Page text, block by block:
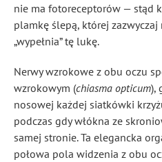
nie ma fotoreceptorów — stąd
plamkę ślepą, której
„wypełnia” tę lukę.
Nerwy wzrokowe z obu oczu
wzrokowym (chiasma opticum),
nosowej każdej siatkówki
podczas gdy włókna ze
samej stronie. Ta elegancka
połowa pola widzenia z obu